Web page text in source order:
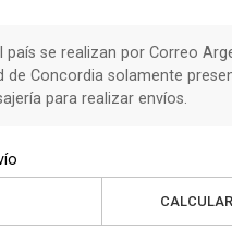
país se realizan por Correo
de Concordia solamente
para realizar envíos.
CALCULAR